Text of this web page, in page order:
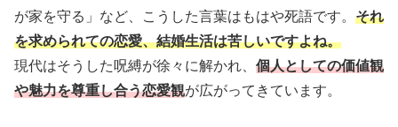
が家を守る」など、こうした言葉はもはや死語です。 それ
を求められての恋愛、結婚生活は苦しいですよね。
現代はそうした呪縛が徐々に解かれ、 個人としての価値観
や魅力を尊重し合う恋愛観が広がってきています。